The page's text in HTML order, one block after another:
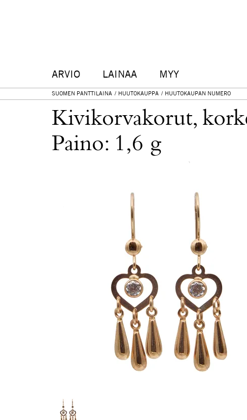
ARVIO LAINAA MYY
SUOMEN PANTTILAINA HUUTOKAUPPA HUUTOKAUPAN NUMERO
Kivikorvakorut,
Paino: 1,6 g